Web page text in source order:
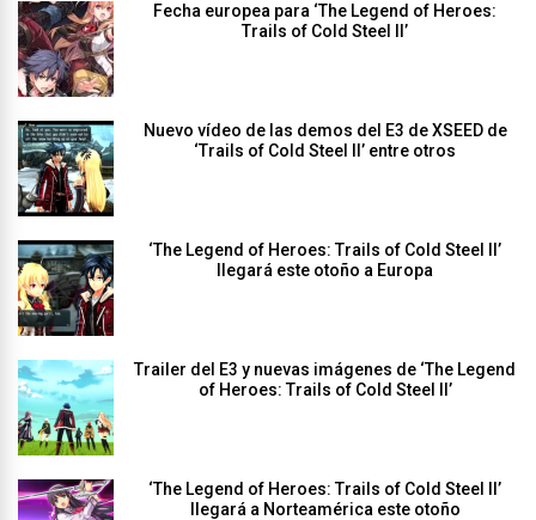
Fecha europea para ‘The Legend of Heroes:
Trails of Cold Steel II’
Nuevo vídeo de las demos del E3 de XSEED de
‘Trails of Cold Steel II’ entre otros
‘The Legend of Heroes: Trails of Cold Steel II’
llegará este otoño a Europa
Trailer del E3 y nuevas imágenes de ‘The Legend
of Heroes: Trails of Cold Steel II’
‘The Legend of Heroes: Trails of Cold Steel II’
llegará a Norteamérica este otoño